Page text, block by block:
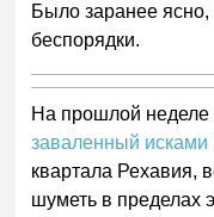
Было заранее ясно,
беспорядки.
На прошлой неделе
заваленный исками
квартала Рехавия,
шуметь в пределах